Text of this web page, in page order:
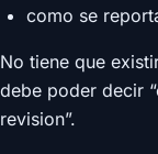
como se
No tiene que
debe poder decir
revision”.